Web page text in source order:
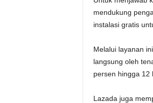
mendukung
instalasi gratis
Melalui layanan
langsung oleh
persen hingga 12
Lazada juga